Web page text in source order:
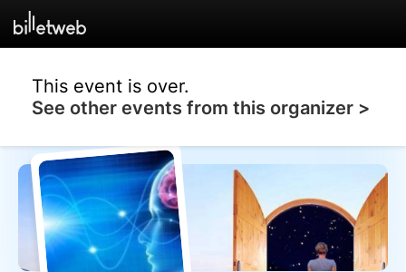
This event is over.
See other events from this organizer >